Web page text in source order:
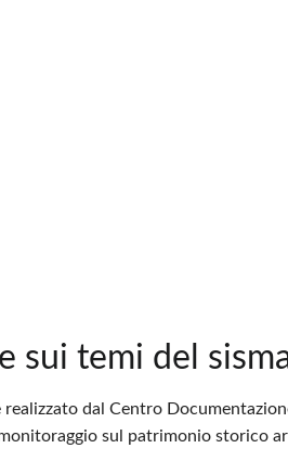
sui temi del
dal Centro
sul patrimonio storico